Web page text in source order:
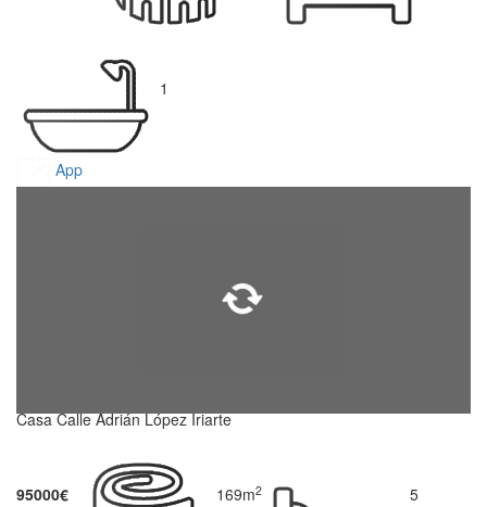
1
App
Casa Calle Adrián López Iriarte
95000€ 169m2 5